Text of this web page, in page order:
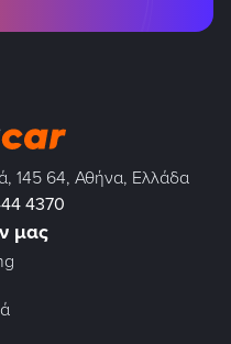
145 64, Αθήνα, Ελλάδα
4370
μας